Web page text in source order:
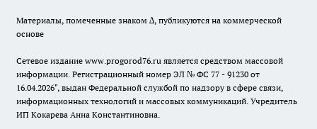
Материалы, помеченные знаком ∆, публикуются на коммерческой
основе
Сетевое издание www.progorod76.ru является средством массовой
информации. Регистрационный номер ЭЛ № ФС 77 - 91230 от
16.04.2026", выдан Федеральной службой по надзору в сфере связи,
информационных технологий и массовых коммуникаций. Учредитель
ИП Кокарева Анна Константиновна.